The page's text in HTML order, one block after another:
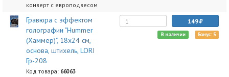
конверт с европодвесом
Гравюра с эффектом
голографии "Hummer
(Хаммер)", 18х24 см,
основа, штихель, LORI
Гр-208
Код товара: 66063
149
В наличии Бонус: 5